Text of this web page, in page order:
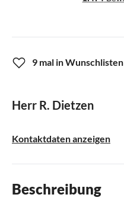
9 mal in Wunschlisten
Herr R. Dietzen
Kontaktdaten anzeigen
Beschreibung